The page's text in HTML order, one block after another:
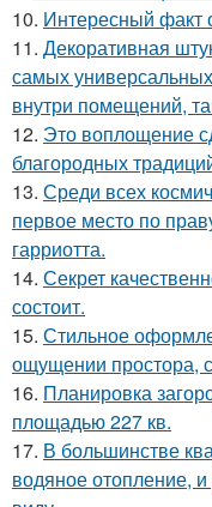
10. Интересный факт
11. Декоративная
самых
внутри помещений,
12. Это воплощение
благородных
13. Среди всех
первое место по
гарриотта.
14. Секрет
состоит.
15. Стильное
ощущении простора,
16. Планировка
площадью 227 кв.
17. В большинстве
водяное отопление,